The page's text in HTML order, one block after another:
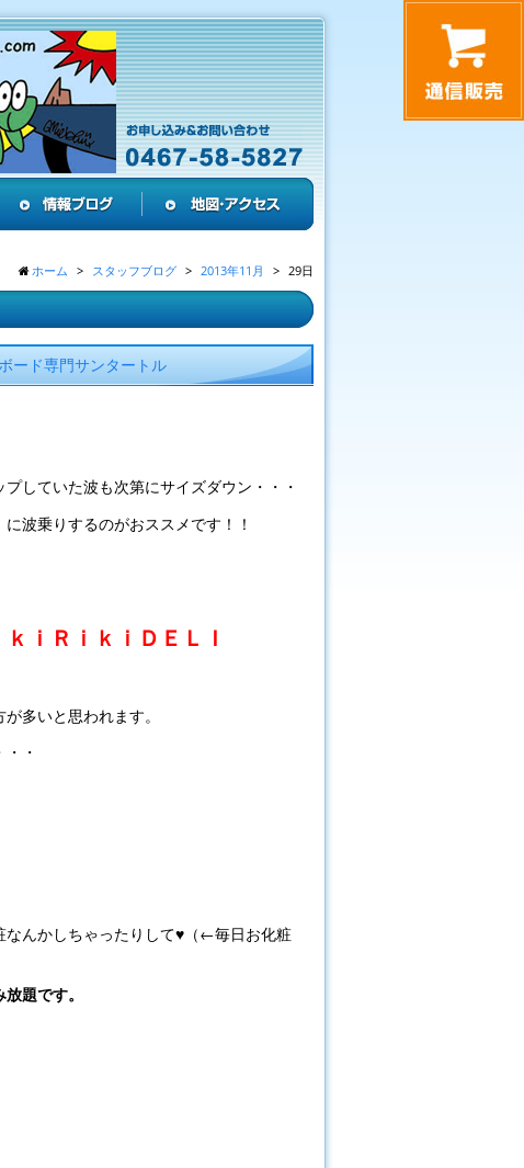
ホーム スタッフブログ 2013年11月 29日
ード専門サンタートル
していた波も次第にサイズダウン・・・
波乗りするのがおススメです！！
ＲｉｋｉＤＥＬＩ
多いと思われます。
・
なんかしちゃったりして♥（←毎日お化粧
題です。